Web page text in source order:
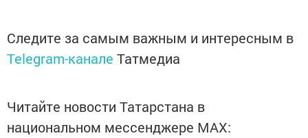
Следите за самым важным и интересным в
Telegram-канале Татмедиа
Читайте новости Татарстана в
национальном мессенджере MАХ: